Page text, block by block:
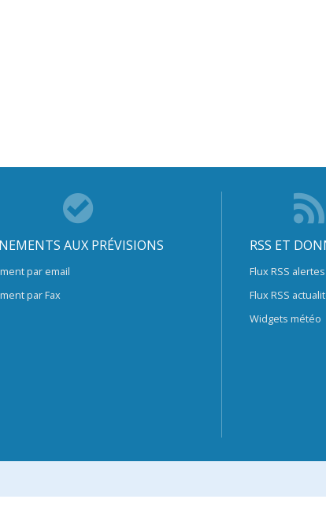
AUX PRÉVISIONS
par email
par Fax
RSS ET
Flux RSS alertes
Flux RSS
Widgets météo